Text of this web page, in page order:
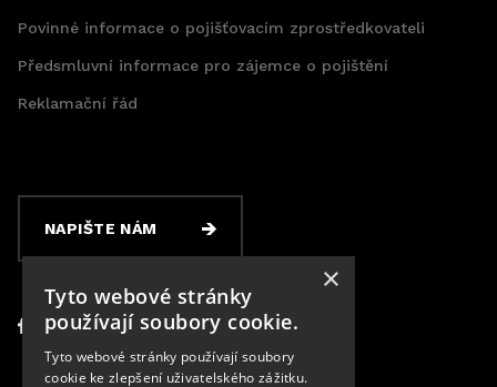
Povinné informace o pojišťovacím zprostředkovateli
Předsmluvní informace pro zájemce o pojištění
Reklamační řád
NAPIŠTE NÁM
×
Tyto webové stránky
používají soubory cookie.
Tyto webové stránky používají soubory
cookie ke zlepšení uživatelského zážitku.